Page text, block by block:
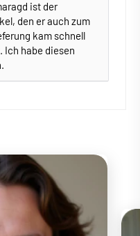
ist der
den er auch zum
kam schnell
Ich habe diesen